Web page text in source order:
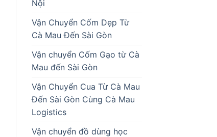
Nội
Vận Chuyển Cốm Dẹp Từ
Cà Mau Đến Sài Gòn
Vận chuyển Cốm Gạo từ Cà
Mau đến Sài Gòn
Vận Chuyển Cua Từ Cà Mau
Đến Sài Gòn Cùng Cà Mau
Logistics
Vận chuyển đồ dùng học